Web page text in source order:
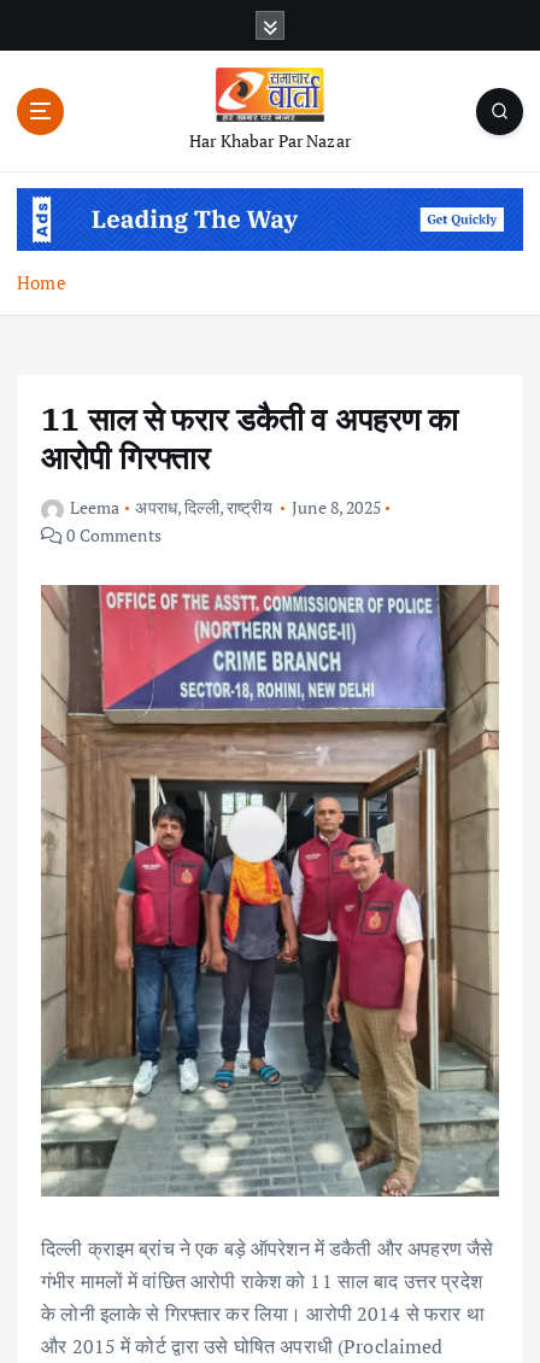
n
Har Khabar Par Nazar
Home
11 साल से फरार डकैती व अपहरण का
आरोपी गिरफ्तार
Leema अपराध,दिल्ली,राष्ट्रीय
June 8, 2025
0 Comments
दिल्ली क्राइम ब्रांच ने एक बड़े ऑपरेशन में डकैती और अपहरण जैसे
गंभीर मामलों में वांछित आरोपी राकेश को 11 साल बाद उत्तर प्रदेश
के लोनी इलाके से गिरफ्तार कर लिया। आरोपी 2014 से फरार था
और 2015 में कोर्ट द्वारा उसे घोषित अपराधी (Proclaimed